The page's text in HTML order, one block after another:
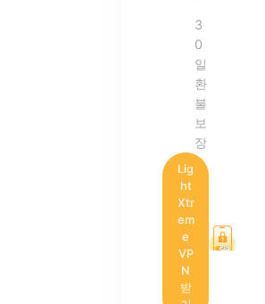
3
0
일
환
불
보
장
Lig
ht
Xtr
em
e
VP
N
받